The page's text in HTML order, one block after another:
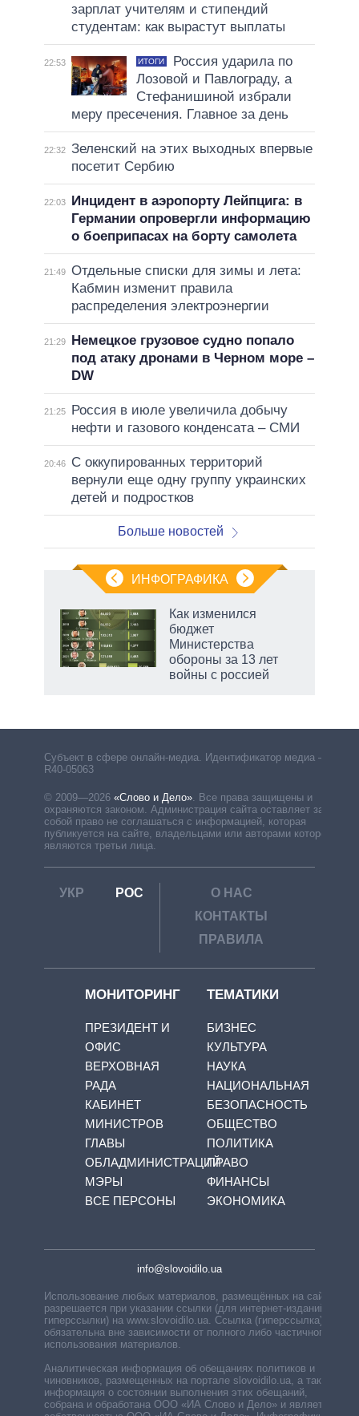
зарплат учителям и стипендий
студентам: как вырастут выплаты
22:53 ИТОГИ
Россия ударила по
Лозовой и Павлограду, а
Стефанишиной избрали
меру пресечения. Главное за день
22:32 Зеленский на этих выходных впервые
посетит Сербию
22:03
Инцидент в аэропорту Лейпцига: в
Германии опровергли информацию
о боеприпасах на борту самолета
21:49 Отдельные списки для зимы и лета:
Кабмин изменит правила
распределения электроэнергии
21:29
Немецкое грузовое судно попало
под атаку дронами в Черном море –
DW
21:25
Россия в июле увеличила добычу
нефти и газового конденсата – СМИ
20:46
С оккупированных территорий
вернули еще одну группу украинских
детей и подростков
Больше новостей
ИНФОГРАФИКА
Как изменился
бюджет
Министерства
обороны за 13 лет
войны с россией
Субъект в сфере онлайн-медиа. Идентификатор медиа –
R40-05063
© 2009—2026 «Слово и Дело» Все права защищены и
охраняются законом. Администрация сайта оставляет за
собой право не соглашаться с информацией, которая
публикуется на сайте, владельцами или авторами которой
являются третьи лица.
УКР РОС
О НАС
КОНТАКТЫ
ПРАВИЛА
МОНИТОРИНГ
ПРЕЗИДЕНТ И
ОФИС
ВЕРХОВНАЯ
РАДА
КАБИНЕТ
МИНИСТРОВ
ГЛАВЫ
ОБЛАДМИНИСТРАЦИЙ
МЭРЫ
ВСЕ ПЕРСОНЫ
ТЕМАТИКИ
БИЗНЕС
КУЛЬТУРА
НАУКА
НАЦИОНАЛЬНАЯ
БЕЗОПАСНОСТЬ
ОБЩЕСТВО
ПОЛИТИКА
ПРАВО
ФИНАНСЫ
ЭКОНОМИКА
info@slovoidilo.ua
Использование любых материалов, размещённых на сайте,
разрешается при указании ссылки (для интернет-изданий —
гиперссылки) на www.slovoidilo.ua. Ссылка (гиперссылка)
обязательна вне зависимости от полного либо частичного
использования материалов.
Аналитическая информация об обещаниях политиков и
чиновников, размещенных на портале slovoidilo.ua, а также
информация о состоянии выполнения этих обещаний,
собрана и обработана ООО «ИА Слово и Дело» и является